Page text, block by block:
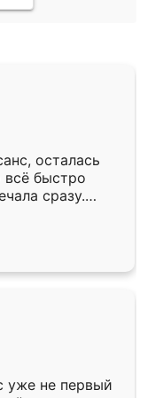
осталась
быстро
сразу.
подошёл к
Собрали
даже
уже не первый